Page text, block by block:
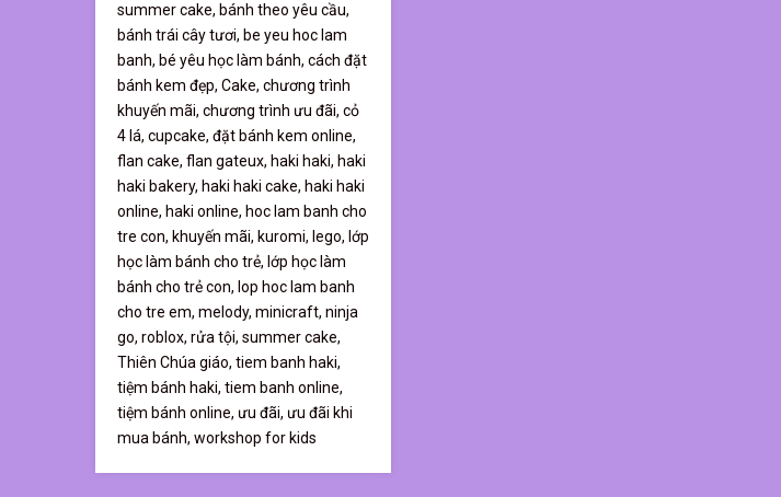
summer cake, bánh theo yêu cầu,
bánh trái cây tươi, be yeu hoc lam
banh, bé yêu học làm bánh, cách đặt
bánh kem đẹp, Cake, chương trình
khuyến mãi, chương trình ưu đãi, cỏ
4 lá, cupcake, đặt bánh kem online,
flan cake, flan gateux, haki haki, haki
haki bakery, haki haki cake, haki haki
online, haki online, hoc lam banh cho
tre con, khuyến mãi, kuromi, lego, lớp
học làm bánh cho trẻ, lớp học làm
bánh cho trẻ con, lop hoc lam banh
cho tre em, melody, minicraft, ninja
go, roblox, rửa tội, summer cake,
Thiên Chúa giáo, tiem banh haki,
tiệm bánh haki, tiem banh online,
tiệm bánh online, ưu đãi, ưu đãi khi
mua bánh, workshop for kids